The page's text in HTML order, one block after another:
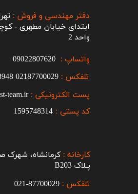
تلفکس : 02187700029
پست الکترونیکی :team.ir
واتساپ :
دفتر مهندسی و فروش :
واحد 2
کارخانه : کرمانشاه، شهرک
پـلاک B203​​​​​​​
کد پستی : 1595748314
تلفکس : 87700029-021​​​​​​​